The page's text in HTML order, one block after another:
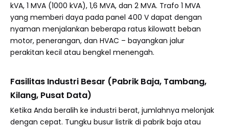
kVA, 1 MVA (1000 kVA), 1,6 MVA, dan 2 MVA. Trafo 1 MVA
yang memberi daya pada panel 400 V dapat dengan
nyaman menjalankan beberapa ratus kilowatt beban
motor, penerangan, dan HVAC – bayangkan jalur
perakitan kecil atau bengkel menengah.
Fasilitas Industri Besar (Pabrik Baja, Tambang,
Kilang, Pusat Data)
Ketika Anda beralih ke industri berat, jumlahnya melonjak
dengan cepat. Tungku busur listrik di pabrik baja atau